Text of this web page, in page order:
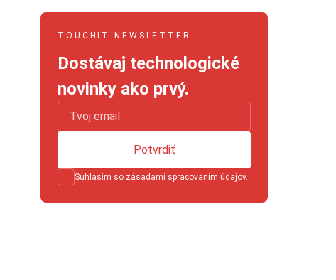
TOUCHIT NEWSLETTER
Dostávaj technologické
novinky ako prvý.
Súhlasím so zásadami spracovaním údajov.
Potvrdiť